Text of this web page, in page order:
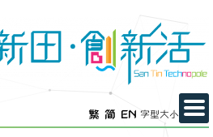
繁 简 EN 字型大小